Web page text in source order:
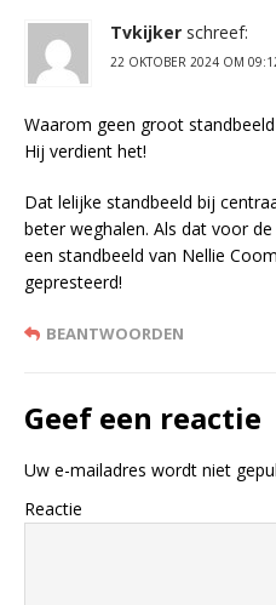
Tvkijker schreef:
22 OKTOBER 2024 OM
Waarom geen groot
Hij verdient het!
Dat lelijke standbeeld bij
beter weghalen. Als dat voor
een standbeeld van Nellie
gepresteerd!
BEANTWOORDEN
Geef een reactie
Uw e-mailadres wordt niet
Reactie